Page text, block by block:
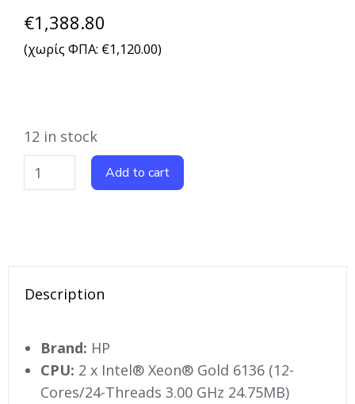
€1,388.80
(χωρίς ΦΠΑ: €1,120.00)
12 in stock
Add to cart
Description
Brand: HP
CPU: 2 x Intel® Xeon® Gold 6136 (12-
Cores/24-Threads 3.00 GHz 24.75MB)